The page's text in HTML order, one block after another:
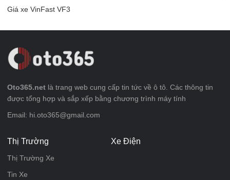
Giá xe VinFast VF3
Oto365.net là trang web cung cấp tin tức về ô tô. Các thông tin
được tổng hợp và sắp xếp bằng chương trình máy tính
Email: hi.oto365@gmail.com
Thị Trường
Thị Trường Xe
Tin Xe
Xe Điện